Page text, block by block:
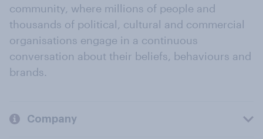
community, where millions of people and
thousands of political, cultural and commercial
organisations engage in a continuous
conversation about their beliefs, behaviours and
brands.
Company